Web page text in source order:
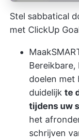
Stel sabbatical
met ClickUp
Maak
Bereikbare,
doelen met
duidelijk te
tijdens uw
het
schrijven